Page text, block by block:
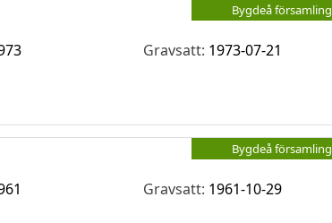
Bygdeå församling
Gravsatt: 1973-07-21
Bygdeå församling
Gravsatt: 1961-10-29